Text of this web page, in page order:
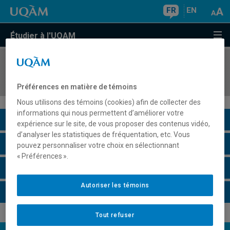
FR EN
Étudier à l'UQAM
COURS//
Description du cours
Horaire - Été 2026
Préférences en matière de témoins
Nous utilisons des témoins (cookies) afin de collecter des
informations qui nous permettent d’améliorer votre
expérience sur le site, de vous proposer des contenus vidéo,
d’analyser les statistiques de fréquentation, etc. Vous
pouvez personnaliser votre choix en sélectionnant
« Préférences ».
Tout refuser
Autoriser les témoins